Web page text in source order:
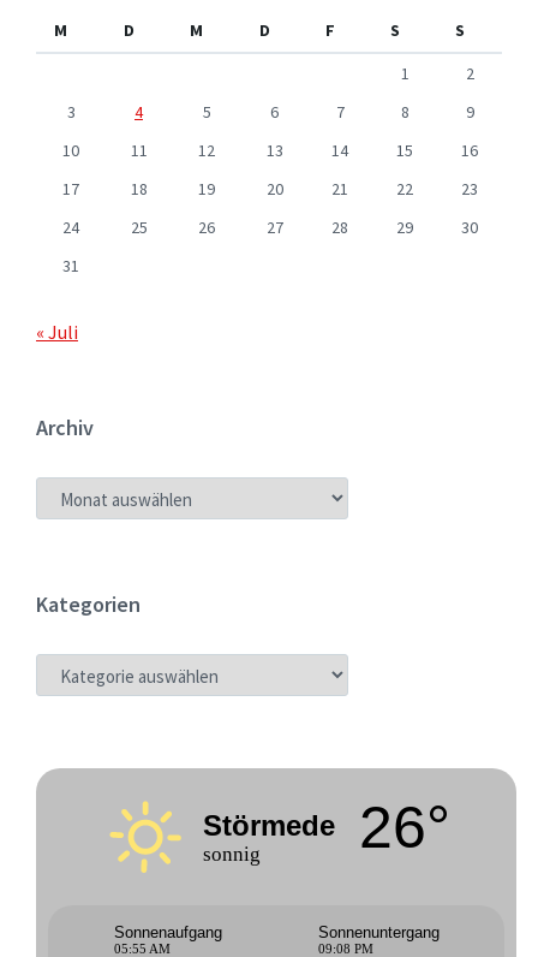
M
D M D F S
S
1
2
3
4 5 6 7 8
9
10
11 12 13 14 15
16
17
18 19 20 21 22
23
24
25 26 27 28 29
30
31
« Juli
Archiv
ARCHIV
Kategorien
KATEGORIEN
Störmede
sonnig 26°
Sonnenaufgang
05:55 AM
Sonnenuntergang
09:08 PM